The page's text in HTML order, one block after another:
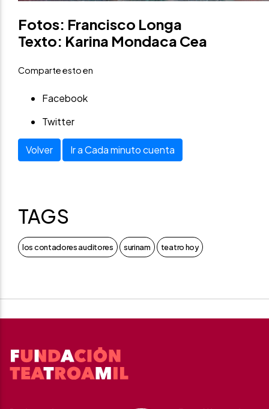
Fotos: Francisco Longa
Texto: Karina Mondaca Cea
Comparte esto en
Facebook
Twitter
Volver Ir a Cada minuto cuenta
TAGS
los contadores auditores surinam teatro hoy